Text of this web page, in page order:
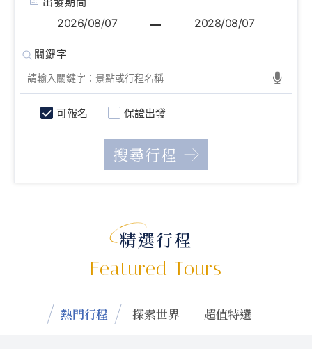
可報名 保證出發
精選行程
Featured Tours
熱門行程 探索世界 超值特選